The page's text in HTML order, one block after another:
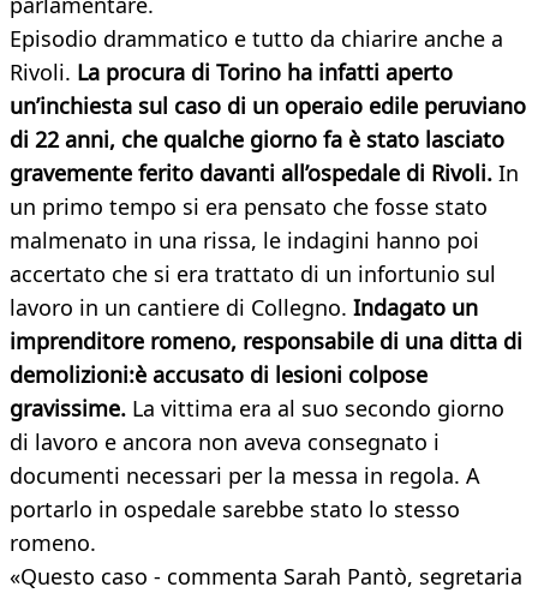
Episodio drammatico e tutto da chiarire anche a
Rivoli. La procura di Torino ha infatti aperto
un’inchiesta sul caso di un operaio edile peruviano
di 22 anni, che qualche giorno fa è stato lasciato
gravemente ferito davanti all’ospedale di Rivoli. In
un primo tempo si era pensato che fosse stato
malmenato in una rissa, le indagini hanno poi
accertato che si era trattato di un infortunio sul
lavoro in un cantiere di Collegno. Indagato un
imprenditore romeno, responsabile di una ditta di
demolizioni:è accusato di lesioni colpose
gravissime. La vittima era al suo secondo giorno
di lavoro e ancora non aveva consegnato i
documenti necessari per la messa in regola. A
portarlo in ospedale sarebbe stato lo stesso
romeno.
«Questo caso - commenta Sarah Pantò, segretaria